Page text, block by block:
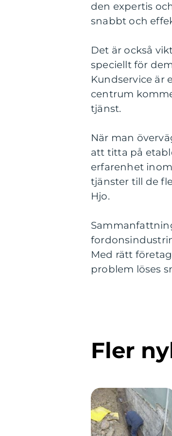
den expertis
snabbt och
Det är också
speciellt för
Kundservice är
centrum
tjänst.
När man
att titta på
erfarenhet
tjänster till de
Hjo.
Med rätt
problem löses
Fler